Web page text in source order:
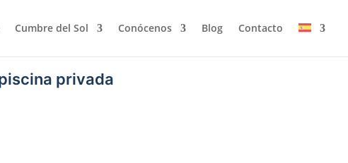
Cumbre del Sol Conócenos Blog Contacto
privada